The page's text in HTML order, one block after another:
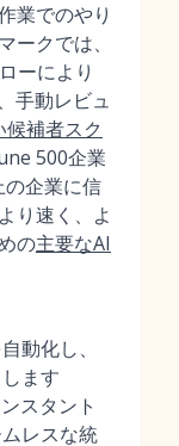
業でのやり
ークでは、
ーにより
手動レビュ
補者スク
500企業
企業に信
り速く、よ
の主要なAI
動化し、
ます
スタント
レスな統